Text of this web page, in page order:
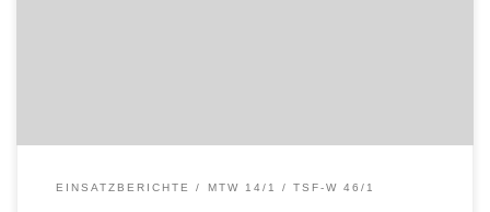
EINSATZBERICHTE MTW 14/1 TSF-W 46/1